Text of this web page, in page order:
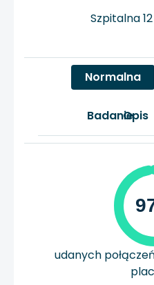
Szpitalna 12
Normalna
BadanieOpis
udanych